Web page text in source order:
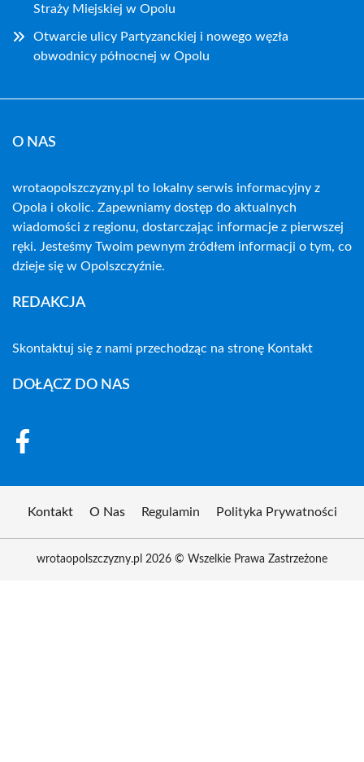
Straży Miejskiej w Opolu
Otwarcie ulicy Partyzanckiej i nowego węzła
obwodnicy północnej w Opolu
O NAS
wrotaopolszczyzny.pl to lokalny serwis informacyjny z
Opola i okolic. Zapewniamy dostęp do aktualnych
wiadomości z regionu, dostarczając informacje z pierwszej
ręki. Jesteśmy Twoim pewnym źródłem informacji o tym, co
dzieje się w Opolszczyźnie.
REDAKCJA
Skontaktuj się z nami przechodząc na stronę Kontakt
DOŁĄCZ DO NAS
Kontakt O Nas Regulamin Polityka Prywatności
wrotaopolszczyzny.pl 2026 © Wszelkie Prawa Zastrzeżone